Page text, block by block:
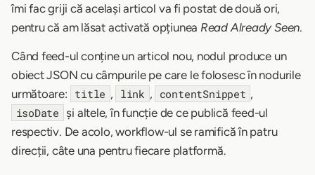
îmi fac griji că același articol va fi postat de două ori,
pentru că am lăsat activată opțiunea Read Already Seen.
Când feed-ul conține un articol nou, nodul produce un
obiect JSON cu câmpurile pe care le folosesc în nodurile
următoare:
title , link , contentSnippet ,
isoDate
și altele, în funcție de ce publică feed-ul
respectiv. De acolo, workflow-ul se ramifică în patru
direcții, câte una pentru fiecare platformă.